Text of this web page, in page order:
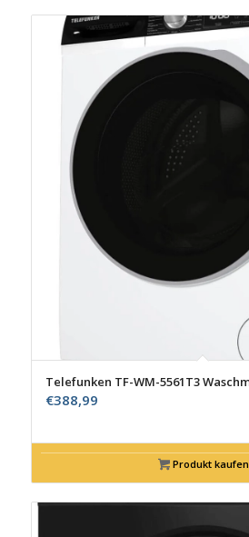
Telefunken TF-WM-5561T3
€388,99
Produkt kaufen